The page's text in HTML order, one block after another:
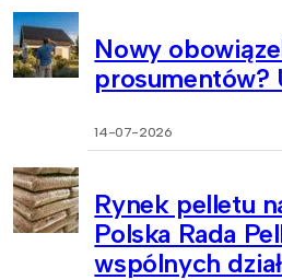
Nowy
prosumentów?
14-07-2026
Rynek pelletu
Polska Rada
wspólnych